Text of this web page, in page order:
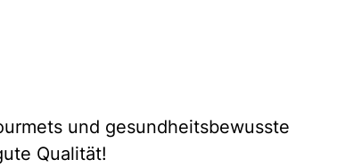
und gesundheitsbewusste
Qualität!